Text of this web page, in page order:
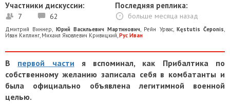
Участники дискуссии:
7 62
Последняя реплика:
больше месяца назад
Дмитрий Виннер, Юрий Васильевич Мартинович, Рейн Урвас, Kęstutis Čeponis,
Иван Киплинг, Михаил Яковлевич Кривицкий,Рус Иван
В первой части я вспоминал, как Прибалтика по
собственному желанию записала себя в комбатанты и
была официально объявлена легитимной военной
целью.